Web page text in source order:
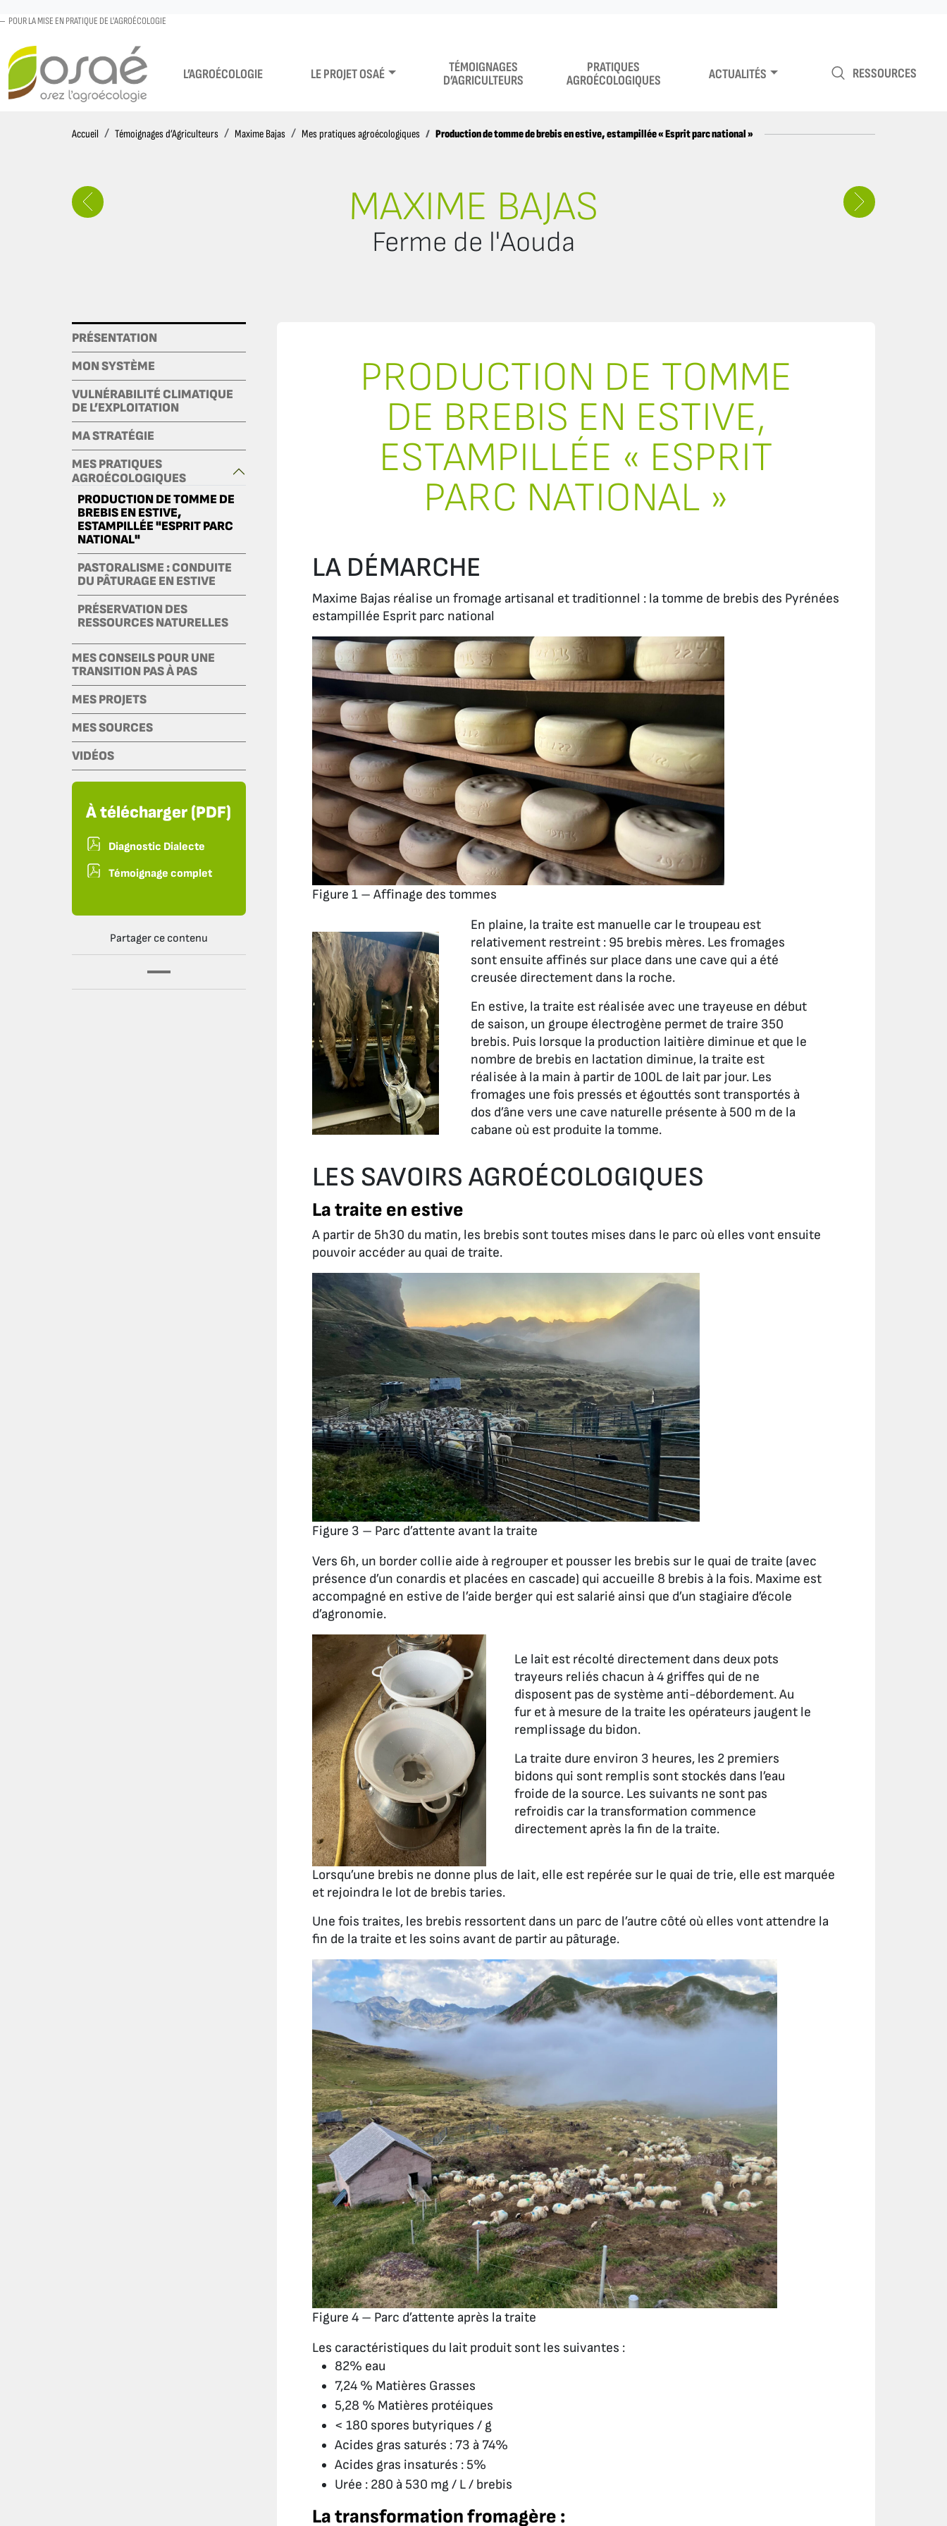
POUR LA MISE EN PRATIQUE DE L'AGROÉCOLOGIE
L’AGROÉCOLOGIE LE PROJET OSAÉ
TÉMOIGNAGES
D’AGRICULTEURS
PRATIQUES
AGROÉCOLOGIQUES
ACTUALITÉS RESSOURCES
Accueil AccueilTémoignages d’Agriculteurs Maxime Bajas Mes pratiques agroécologiques Production de tomme de brebis en estive, estampillée « Esprit parc national »
MAXIME BAJAS
Ferme de l'Aouda
PRÉSENTATION
MON SYSTÈME
VULNÉRABILITÉ CLIMATIQUE
DE L’EXPLOITATION
MA STRATÉGIE
MES PRATIQUES
AGROÉCOLOGIQUES
PRODUCTION DE TOMME DE
BREBIS EN ESTIVE,
ESTAMPILLÉE "ESPRIT PARC
NATIONAL"
PASTORALISME : CONDUITE
DU PÂTURAGE EN ESTIVE
PRÉSERVATION DES
RESSOURCES NATURELLES
MES CONSEILS POUR UNE
TRANSITION PAS À PAS
MES PROJETS
MES SOURCES
VIDÉOS
À télécharger (PDF)
Diagnostic Dialecte
Témoignage complet
Partager ce contenu
PRODUCTION DE TOMME
DE BREBIS EN ESTIVE,
ESTAMPILLÉE « ESPRIT
PARC NATIONAL »
LA DÉMARCHE
Maxime Bajas réalise un fromage artisanal et traditionnel : la tomme de brebis des Pyrénées
estampillée Esprit parc national
Figure 1 – Affinage des tommes
En plaine, la traite est manuelle car le troupeau est
relativement restreint : 95 brebis mères. Les fromages
sont ensuite affinés sur place dans une cave qui a été
creusée directement dans la roche.
En estive, la traite est réalisée avec une trayeuse en début
de saison, un groupe électrogène permet de traire 350
brebis. Puis lorsque la production laitière diminue et que le
nombre de brebis en lactation diminue, la traite est
réalisée à la main à partir de 100L de lait par jour. Les
fromages une fois pressés et égouttés sont transportés à
dos d’âne vers une cave naturelle présente à 500 m de la
cabane où est produite la tomme.
LES SAVOIRS AGROÉCOLOGIQUES
La traite en estive
A partir de 5h30 du matin, les brebis sont toutes mises dans le parc où elles vont ensuite
pouvoir accéder au quai de traite.
Figure 3 – Parc d’attente avant la traite
Vers 6h, un border collie aide à regrouper et pousser les brebis sur le quai de traite (avec
présence d’un conardis et placées en cascade) qui accueille 8 brebis à la fois. Maxime est
accompagné en estive de l’aide berger qui est salarié ainsi que d’un stagiaire d’école
d’agronomie.
Le lait est récolté directement dans deux pots
trayeurs reliés chacun à 4 griffes qui de ne
disposent pas de système anti-débordement. Au
fur et à mesure de la traite les opérateurs jaugent le
remplissage du bidon.
La traite dure environ 3 heures, les 2 premiers
bidons qui sont remplis sont stockés dans l’eau
froide de la source. Les suivants ne sont pas
refroidis car la transformation commence
directement après la fin de la traite.
Lorsqu’une brebis ne donne plus de lait, elle est repérée sur le quai de trie, elle est marquée
et rejoindra le lot de brebis taries.
Une fois traites, les brebis ressortent dans un parc de l’autre côté où elles vont attendre la
fin de la traite et les soins avant de partir au pâturage.
Figure 4 – Parc d’attente après la traite
Les caractéristiques du lait produit sont les suivantes :
82% eau
7,24 % Matières Grasses
5,28 % Matières protéiques
< 180 spores butyriques / g
Acides gras saturés : 73 à 74%
Acides gras insaturés : 5%
Urée : 280 à 530 mg / L / brebis
La transformation fromagère :